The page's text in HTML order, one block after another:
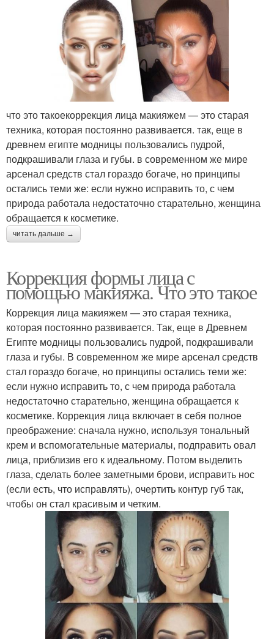
что это такоекоррекция лица макияжем — это старая
техника, которая постоянно развивается. так, еще в
древнем египте модницы пользовались пудрой,
подкрашивали глаза и губы. в современном же мире
арсенал средств стал гораздо богаче, но принципы
остались теми же: если нужно исправить то, с чем
природа работала недостаточно старательно, женщина
обращается к косметике.
читать дальше →
Коррекция формы лица с
помощью макияжа. Что это такое
Коррекция лица макияжем — это старая техника,
которая постоянно развивается. Так, еще в Древнем
Египте модницы пользовались пудрой, подкрашивали
глаза и губы. В современном же мире арсенал средств
стал гораздо богаче, но принципы остались теми же:
если нужно исправить то, с чем природа работала
недостаточно старательно, женщина обращается к
косметике. Коррекция лица включает в себя полное
преображение: сначала нужно, используя тональный
крем и вспомогательные материалы, подправить овал
лица, приблизив его к идеальному. Потом выделить
глаза, сделать более заметными брови, исправить нос
(если есть, что исправлять), очертить контур губ так,
чтобы он стал красивым и четким.